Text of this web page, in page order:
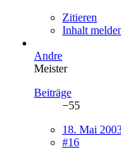
Zitieren
Inhalt
Andre
Meister
Beiträge
−55
18. Mai
#16